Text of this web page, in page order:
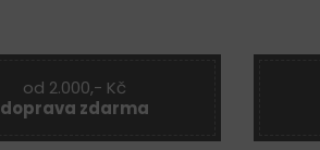
od 2.000,- Kč
doprava zdarma